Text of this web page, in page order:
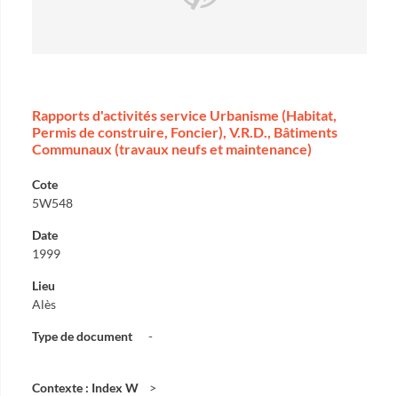
Rapports d'activités service Urbanisme (Habitat,
Permis de construire, Foncier), V.R.D., Bâtiments
Communaux (travaux neufs et maintenance)
Cote
5W548
Date
1999
Lieu
Alès
Type de document -
Contexte : Index W